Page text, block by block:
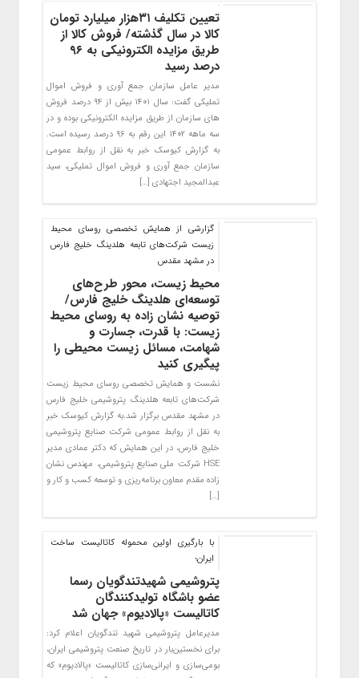
تعیین تکلیف ۳۱هزار میلیارد تومان
کالا در سال گذشته/ فروش کالا از
طریق مزایده الکترونیکی به ۹۶
درصد رسید
مدیر عامل سازمان جمع آوری و فروش اموال
تملیکی گفت: سال ۱۴۰۱ بیش از ۹۴ درصد فروش
های سازمان از طریق مزایده الکترونیکی بوده و در
سه ماهه ۱۴۰۲ این رقم به ۹۶ درصد رسیده است.
به گزارش کیوسک خبر به نقل از روابط عمومی
سازمان جمع آوری و فروش اموال تملیکی، سید
عبدالمجید اجتهادی […]
گزارشی از همایش تخصصی روسای محیط
زیست شرکت‌های تابعه هلدینگ خلیج فارس
در مشهد مقدس
محیط زیست، محور طرح‌های
توسعه‌ای هلدینگ خلیج فارس/
توصیه نشان زاده به روسای محیط
زیست: با قدرت، جسارت و
شهامت، مسائل زیست محیطی را
پیگیری کنید
نشست و همایش تخصصی روسای محیط زیست
شرکت‌های تابعه هلدینگ پتروشیمی خلیج فارس
در مشهد مقدس برگزار شد.به گزارش کیوسک خبر
به نقل از روابط عمومی شرکت صنایع پتروشیمی
خلیج فارس، در این همایش که دکتر عمادی مدیر
HSE شرکت ملی صنایع پتروشیمی، مهندس نشان
زاده مقدم معاون برنامه‌ریزی و توسعه کسب و کار و
[…]
با بارگیری اولین محموله کاتالیست ساخت
ایران؛
پتروشیمی شهیدتندگویان رسما
عضو باشگاه تولیدکنندگان
کاتالیست «پالادیوم» جهان شد
مدیرعامل پتروشیمی شهید تندگویان اعلام کرد:
برای نخستین‌بار در تاریخ صنعت پتروشیمی ایران،
بومی‌سازی و ایرانی‌سازی کاتالیست «پالادیوم» که